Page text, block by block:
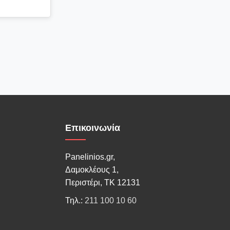
Επικοινωνία
Panelinios.gr,
Δαμοκλέους 1,
Περιστέρι, ΤΚ 12131
Τηλ.: 211 100 10 60